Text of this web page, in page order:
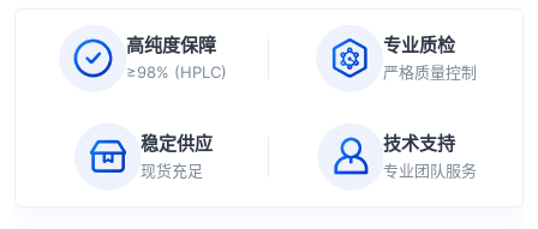
高纯度保障
≥98% (HPLC)
专业质检
严格质量控制
稳定供应
现货充足
技术支持
专业团队服务